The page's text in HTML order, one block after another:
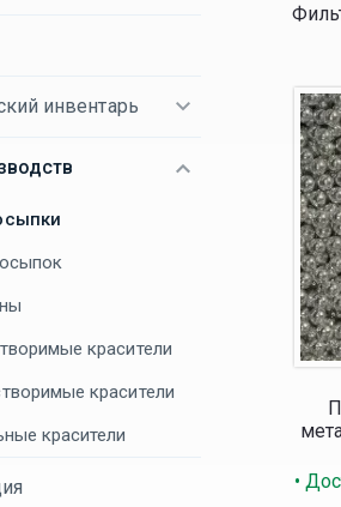
инвентарь
красители
красители
красители
•